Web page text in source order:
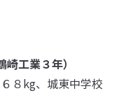
工業３年）
８kg、城東中学校